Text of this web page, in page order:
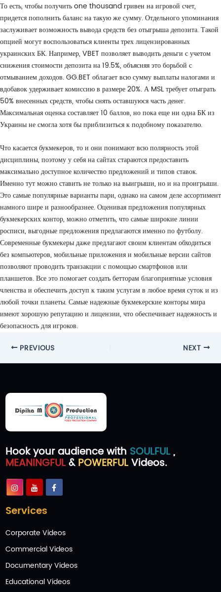
То есть, чтобы получить one thousand гривен на игровой счет,
придется пополнить баланс на такую же сумму. Отдельного упоминания
заслуживает возможность вывода средств без отыгрыша депозита. Такой
опцией могут воспользоваться клиенты трех лицензированных
украинских БК. Например, VBET позволяет выводить деньги с учетом
снижения стоимости депозита на 19.5%, объясняя это борьбой с
отмыванием доходов. GG.BET облагает всю сумму выплаты налогами и
вдобавок удерживает комиссию в размере 20%. А MSL требует отыграть
50% внесенных средств, чтобы снять оставшуюся часть денег.
Максимальная оценка составляет 10 баллов, но пока еще ни одна БК из
Украины не смогла хотя бы приблизиться к подобному показателю.
Что касается букмекеров, то и они понимают всю полярность этой
дисциплины, поэтому у себя на сайтах стараются предоставить
максимально доступное количество предложений и типов ставок.
Именно тут можно ставить не только на выигрыши, но и на проигрыши.
Это самые популярные варианты пари, однако на самом деле ассортимент
намного шире и разнообразнее. Оценивая предложения популярных
букмекерских контор, можно отметить, что самые широкие линии
росписи, выгодные предложения предлагаются именно по футболу.
Современные букмекеры даже предлагают своим клиентам обходиться
без компьютеров, мобильные приложения и мобильные версии сайтов
позволяют проводить транзакции с помощью смартфонов или
планшетов. Все это помогает создать бетторам благоприятные условия
членства и обеспечить доступ к таким услугам в любое время суток и из
любой точки планеты. Самые надежные букмекерские конторы мира
имеют хорошую репутацию и лицензии, что обеспечивает надежность и
безопасность для игроков.
Post PREVIOUS NEXT
Hook your audience with SOULFUL,
MEANINGFUL&POWERFULVideos.
Services
Corporate Videos
Commercial Videos
Documentary Videos
Educational Videos